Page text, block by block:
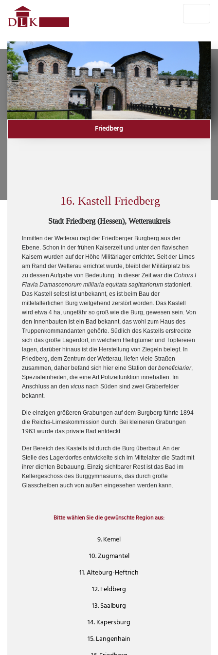
Friedberg
16. Kastell Friedberg
Stadt Friedberg (Hessen), Wetteraukreis
Inmitten der Wetterau ragt der Friedberger Burgberg aus der
Ebene. Schon in der frühen Kaiserzeit und unter den flavischen
Kaisern wurden auf der Höhe Militärlager errichtet. Seit der Limes
am Rand der Wetterau errichtet wurde, bleibt der Militärplatz bis
zu dessen Aufgabe von Bedeutung. In dieser Zeit war die Cohors I
Flavia Damascenorum milliaria equitata sagittariorum stationiert.
Das Kastell selbst ist unbekannt, es ist beim Bau der
mittelalterlichen Burg weitgehend zerstört worden. Das Kastell
wird etwa 4 ha, ungefähr so groß wie die Burg, gewesen sein. Von
den Innenbauten ist ein Bad bekannt, das wohl zum Haus des
Truppenkommandanten gehörte. Südlich des Kastells erstreckte
sich das große Lagerdorf, in welchem Heiligtümer und Töpfereien
lagen, darüber hinaus ist die Herstellung von Ziegeln belegt. In
Friedberg, dem Zentrum der Wetterau, liefen viele Straßen
zusammen, daher befand sich hier eine Station der beneficiarier,
Spezialeinheiten, die eine Art Polizeifunktion innehatten. Im
Anschluss an den vicus nach Süden sind zwei Gräberfelder
bekannt.
Die einzigen größeren Grabungen auf dem Burgberg führte 1894
die Reichs-Limeskommission durch. Bei kleineren Grabungen
1963 wurde das private Bad entdeckt.
Der Bereich des Kastells ist durch die Burg überbaut. An der
Stelle des Lagerdorfes entwickelte sich im Mittelalter die Stadt mit
ihrer dichten Bebauung. Einzig sichtbarer Rest ist das Bad im
Kellergeschoss des Burggymnasiums, das durch große
Glasscheiben auch von außen eingesehen werden kann.
Bitte wählen Sie die gewünschte Region aus:
9. Kemel
10. Zugmantel
11. Alteburg-Heftrich
12. Feldberg
13. Saalburg
14. Kapersburg
15. Langenhain